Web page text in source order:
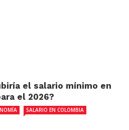
el salario mínimo en
el 2026?
SALARIO EN COLOMBIA